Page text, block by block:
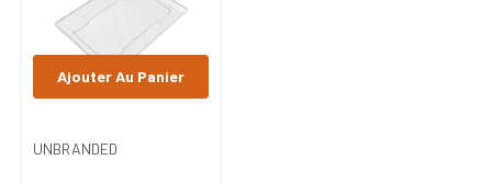
UNBRANDED
Ajouter Au Panier